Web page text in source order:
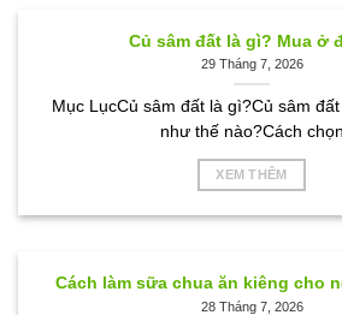
Củ sâm đất là gì? Mua ở
29 Tháng 7, 2026
Mục LụcCủ sâm đất là gì?Củ sâm
như thế nào?Cách chọn
XEM THÊM
Cách làm sữa chua ăn kiêng cho
28 Tháng 7, 2026